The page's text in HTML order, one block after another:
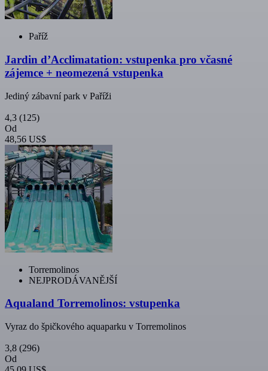
Paříž
Jardin d’Acclimatation: vstupenka pro včasné
zájemce + neomezená vstupenka
Jediný zábavní park v Paříži
4,3 (125)
Od
48,56 US$
Torremolinos
NEJPRODÁVANĚJŠÍ
Aqualand Torremolinos: vstupenka
Vyraz do špičkového aquaparku v Torremolinos
3,8 (296)
Od